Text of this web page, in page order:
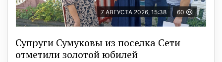
7 АВГУСТА 2026, 15:38 60
Супруги Сумуковы из поселка Сети
отметили золотой юбилей